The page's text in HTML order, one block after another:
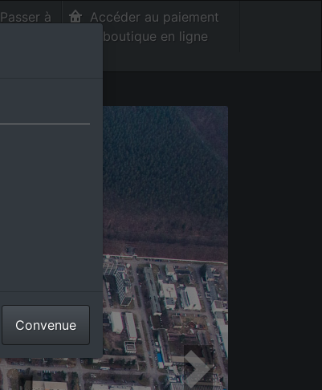
Passer à
Accéder au paiement
de la boutique en ligne
Convenue